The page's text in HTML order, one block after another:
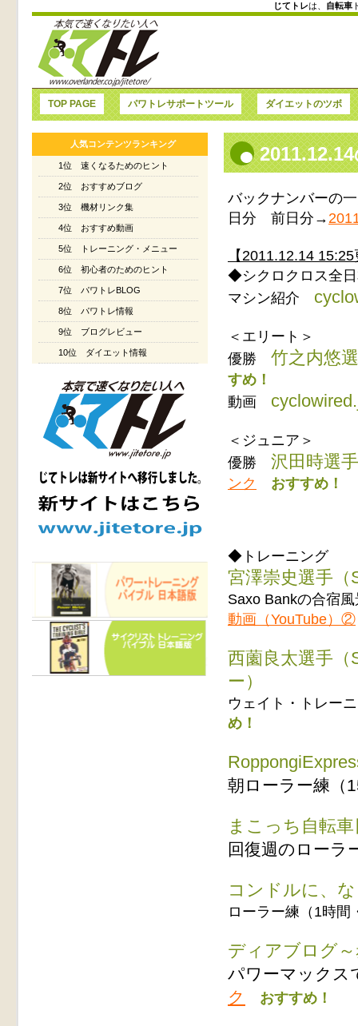
じてトレは、 自転車
バックナンバーの
日分 前日分→
【2011.12.14
◆シクロクロス全
マシン紹介
＜エリート＞
優勝 竹之内悠
すめ！
動画
＜ジュニア＞
優勝 沢田時選
ンク おすすめ！
◆トレーニング
宮澤崇史選手（
Saxo Bankの合宿
動画（YouTube）②
西薗良太選手
ー）
ウェイト・トレー
め！
朝ローラー練（
まこっち自転
回復週のローラ
コンドルに、
ローラー練（1時
ディアブログ
パワーマックス
ク
おすすめ！
TOP PAGE パワトレサポートツール ダイエットのツボ
人気コンテンツランキング
1位 速くなるためのヒント
2位 おすすめブログ
3位 機材リンク集
4位 おすすめ動画
5位 トレーニング・メニュー
6位 初心者のためのヒント
7位 パワトレBLOG
8位 パワトレ情報
9位 ブログレビュー
10位 ダイエット情報